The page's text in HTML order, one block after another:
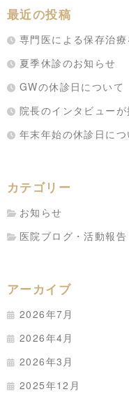
最近の投稿
専門医による保存治
夏季休診のお知らせ
GWの休診日について
院長のインタビュー
年末年始の休診日につ
カテゴリー
お知らせ
医院ブログ・活動報告
アーカイブ
2026年7月
2026年4月
2026年3月
2025年12月